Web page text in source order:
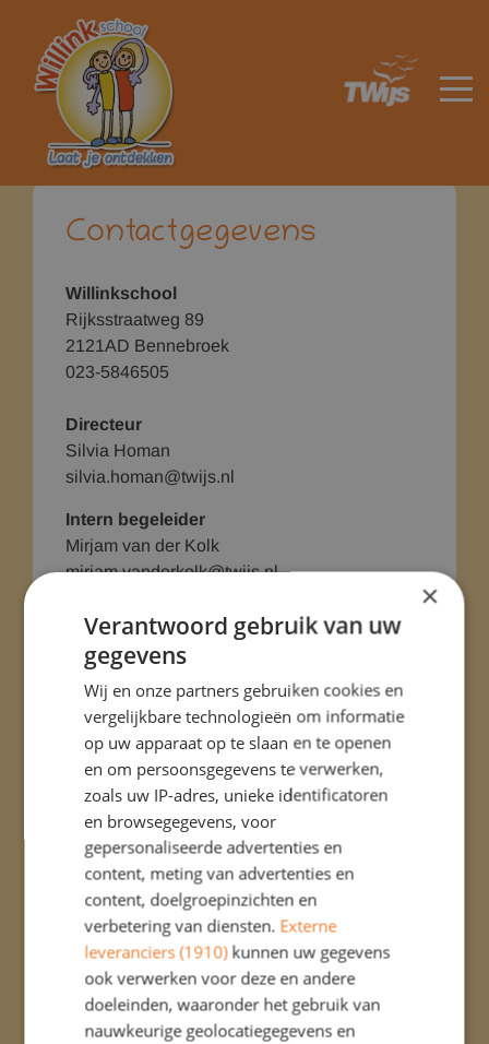
Home Praktische info
Contactgegevens
Willinkschool
Rijksstraatweg 89
2121AD Bennebroek
023-5846505
Directeur
Silvia Homan
silvia.homan@twijs.nl
Intern begeleider
Mirjam van der Kolk
mirjam.vanderkolk@twijs.nl
Intern vertrouwenspersonen
Mirjam van der kolk
mirjam.vanderkolk@twijs.nl
Caroline Schoute
caroline.schoute@twijs.nl
×
Verantwoord gebruik van uw
gegevens
Wij en onze partners gebruiken cookies en
vergelijkbare technologieën om informatie
op uw apparaat op te slaan en te openen
en om persoonsgegevens te verwerken,
zoals uw IP-adres, unieke identificatoren
en browsegegevens, voor
gepersonaliseerde advertenties en
content, meting van advertenties en
content, doelgroepinzichten en
verbetering van diensten. Externe
leveranciers (1910)kunnen uw gegevens
ook verwerken voor deze en andere
doeleinden, waaronder het gebruik van
nauwkeurige geolocatiegegevens en